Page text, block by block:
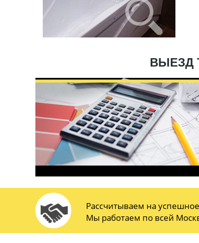
ВЫЕЗД
Рассчитываем на
Мы работаем по всей